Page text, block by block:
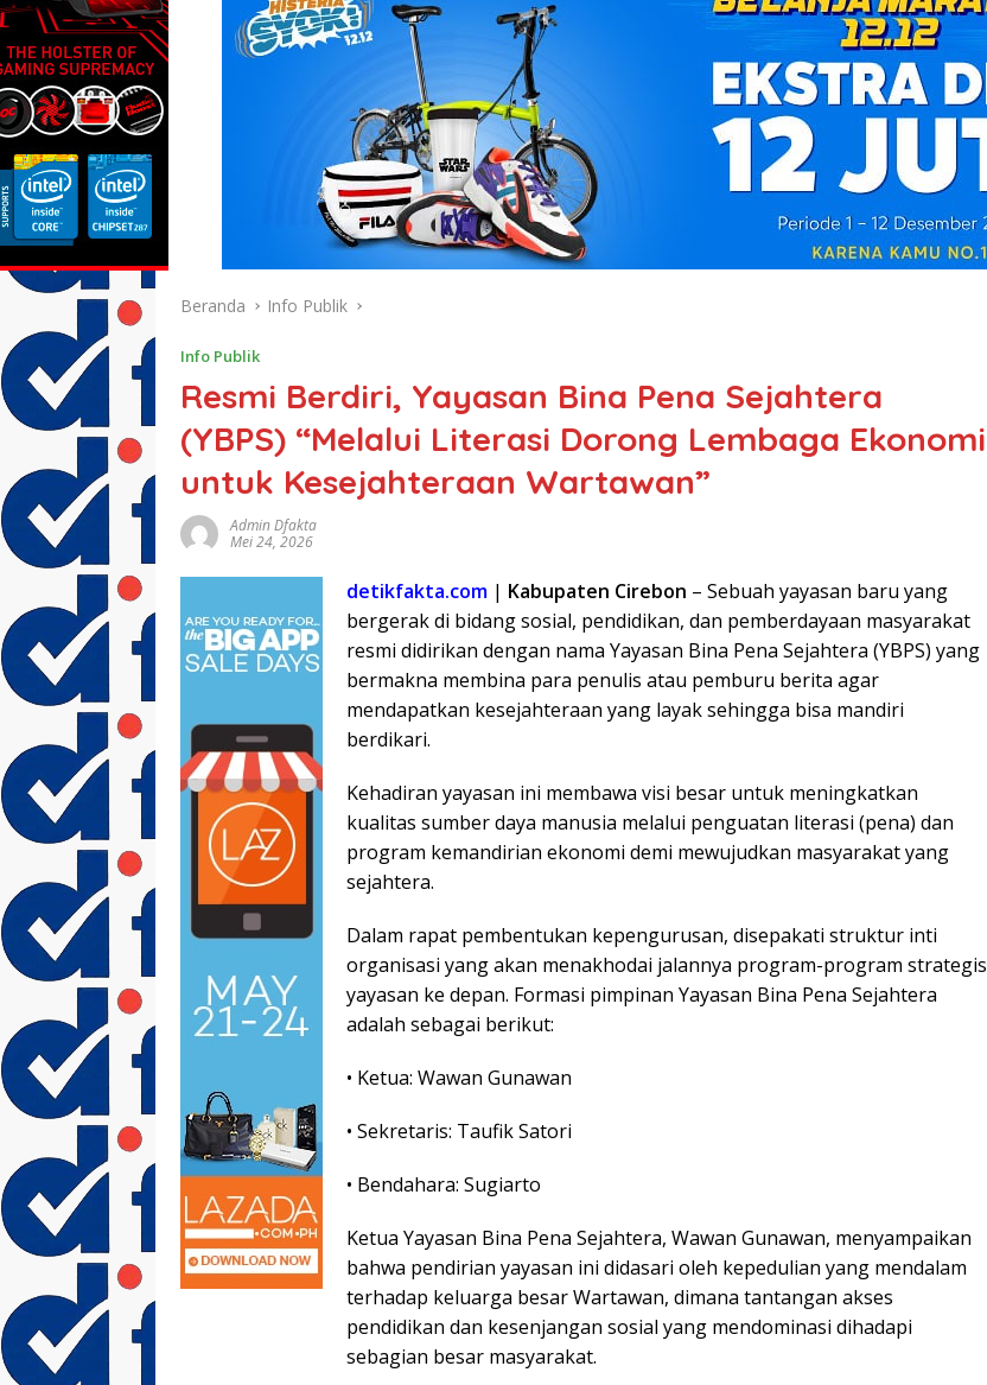
Beranda Info Publik
Info Publik
Resmi Berdiri, Yayasan Bina Pena Sejahtera
(YBPS) “Melalui Literasi Dorong Lembaga Ekonomi
untuk Kesejahteraan Wartawan”
Admin Dfakta
Mei 24, 2026
detikfakta.com | Kabupaten Cirebon – Sebuah yayasan baru yang
bergerak di bidang sosial, pendidikan, dan pemberdayaan masyarakat
resmi didirikan dengan nama Yayasan Bina Pena Sejahtera (YBPS) yang
bermakna membina para penulis atau pemburu berita agar
mendapatkan kesejahteraan yang layak sehingga bisa mandiri
berdikari.
Kehadiran yayasan ini membawa visi besar untuk meningkatkan
kualitas sumber daya manusia melalui penguatan literasi (pena) dan
program kemandirian ekonomi demi mewujudkan masyarakat yang
sejahtera.
Dalam rapat pembentukan kepengurusan, disepakati struktur inti
organisasi yang akan menakhodai jalannya program-program strategis
yayasan ke depan. Formasi pimpinan Yayasan Bina Pena Sejahtera
adalah sebagai berikut:
• Ketua: Wawan Gunawan
• Sekretaris: Taufik Satori
• Bendahara: Sugiarto
Ketua Yayasan Bina Pena Sejahtera, Wawan Gunawan, menyampaikan
bahwa pendirian yayasan ini didasari oleh kepedulian yang mendalam
terhadap keluarga besar Wartawan, dimana tantangan akses
pendidikan dan kesenjangan sosial yang mendominasi dihadapi
sebagian besar masyarakat.